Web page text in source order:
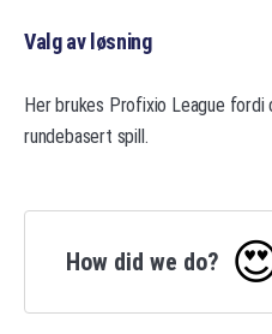
Valg av løsning
Her brukes Profixio League
rundebasert spill.
How did we do?